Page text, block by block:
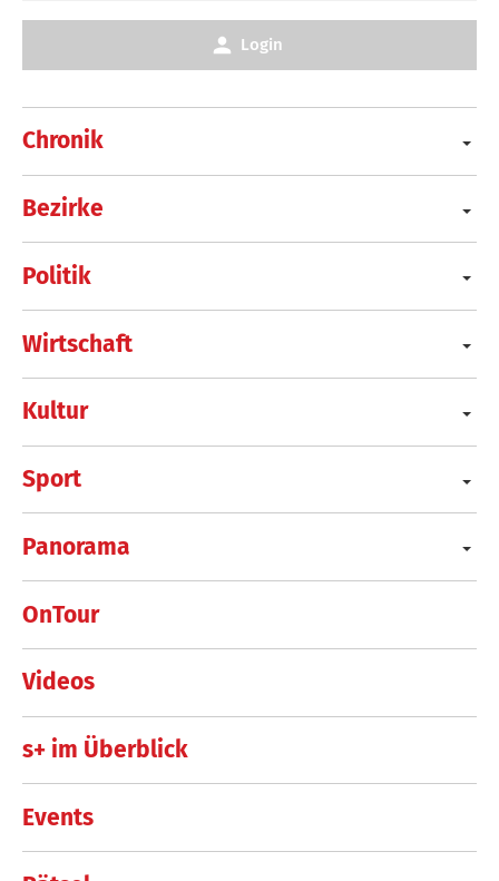
Chronik
Bezirke
Politik
Wirtschaft
Kultur
Sport
Panorama
OnTour
Videos
s+ im Überblick
Events
Login